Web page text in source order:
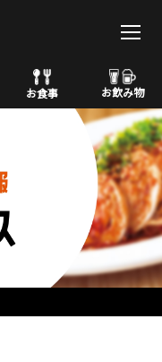
お食事 お飲み物